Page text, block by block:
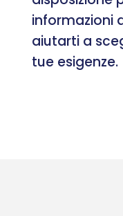
informazioni
aiutarti a
tue esigenze.